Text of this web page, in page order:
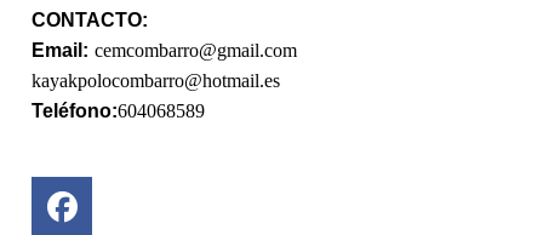
CONTACTO:
Email: cemcombarro@gmail.com
kayakpolocombarro@hotmail.es
Teléfono:604068589